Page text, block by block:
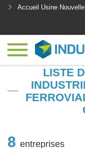
Accueil Usine Nouvelle
LISTE
8 entreprises